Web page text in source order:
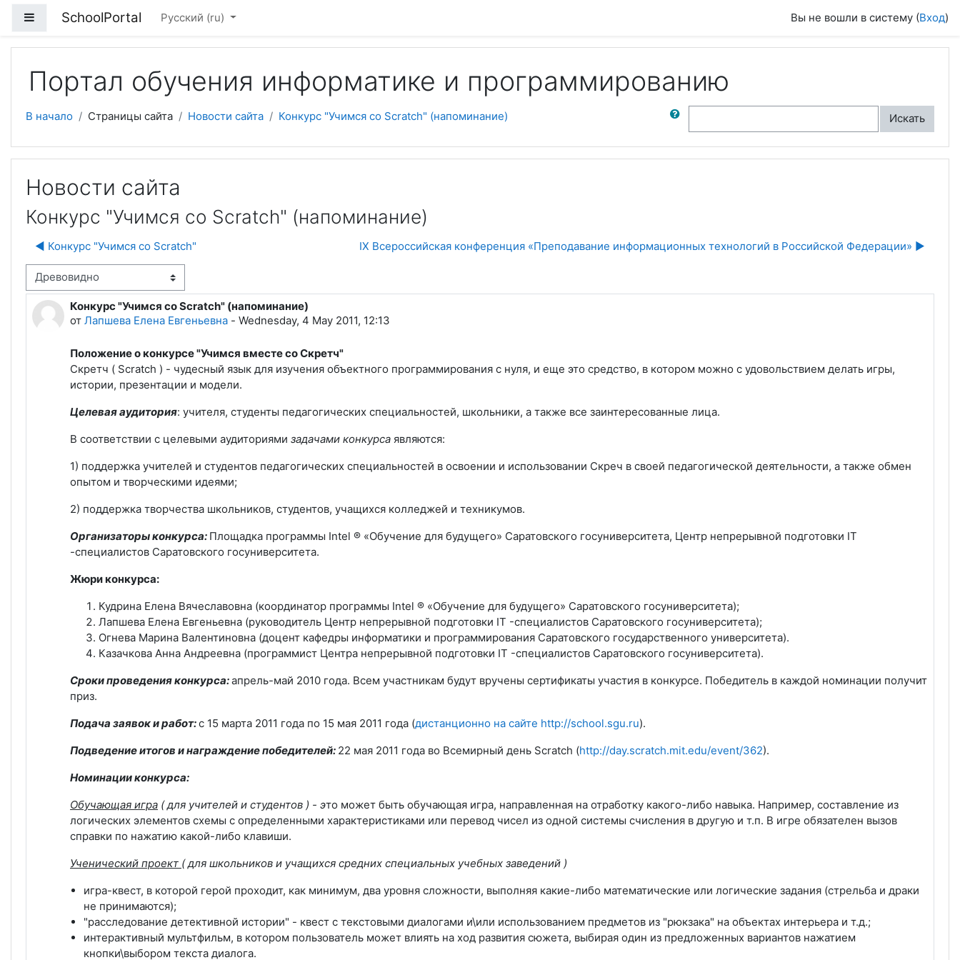
Боковая панель
SchoolPortal Русский ‎(ru)‎ Вы не вошли в систему (Вход)
Портал обучения информатике и программированию
В начало Страницы сайта Новости сайта Конкурс "Учимся со Scratch" (напоминание)
Поиск по форумам
Искать
Новости сайта
Конкурс "Учимся со Scratch" (напоминание)
◀︎ Конкурс "Учимся со Scratch" IX Всероссийская конференция «Преподавание информационных технологий в Российской Федерации» ▶︎
отображения
Конкурс "Учимся со Scratch" (напоминание)
от Лапшева Елена Евгеньевна - Wednesday, 4 May 2011, 12:13
Количество ответов: 0
Положение о конкурсе "Учимся вместе со Скретч"
Скретч ( Scratch ) - чудесный язык для изучения объектного программирования с нуля, и еще это средство, в котором можно с удовольствием делать игры,
истории, презентации и модели.
Целевая аудитория: учителя, студенты педагогических специальностей, школьники, а также все заинтересованные лица.
В соответствии с целевыми аудиториями задачами конкурса являются:
1) поддержка учителей и студентов педагогических специальностей в освоении и использовании Скреч в своей педагогической деятельности, а также обмен
опытом и творческими идеями;
2) поддержка творчества школьников, студентов, учащихся колледжей и техникумов.
Организаторы конкурса: Площадка программы Intel ® «Обучение для будущего» Саратовского госуниверситета, Центр непрерывной подготовки IT
-специалистов Саратовского госуниверситета.
Жюри конкурса:
Кудрина Елена Вячеславовна (координатор программы Intel ® «Обучение для будущего» Саратовского госуниверситета);
Лапшева Елена Евгеньевна (руководитель Центр непрерывной подготовки IT -специалистов Саратовского госуниверситета);
Огнева Марина Валентиновна (доцент кафедры информатики и программирования Саратовского государственного университета).
Казачкова Анна Андреевна (программист Центра непрерывной подготовки IT -специалистов Саратовского госуниверситета).
Сроки проведения конкурса:апрель-май 2010 года. Всем участникам будут вручены сертификаты участия в конкурсе. Победитель в каждой номинации получит
приз.
Подача заявок и работ:с 15 марта 2011 года по 15 мая 2011 года (дистанционно на сайте http://school.sgu.ru).
Подведение итогов и награждение победителей: 22 мая 2011 года во Всемирный день Scratch (http://day.scratch.mit.edu/event/362).
Номинации конкурса:
Обучающая игра ( для учителей и студентов ) - это может быть обучающая игра, направленная на отработку какого-либо навыка. Например, составление из
логических элементов схемы с определенными характеристиками или перевод чисел из одной системы счисления в другую и т.п. В игре обязателен вызов
справки по нажатию какой-либо клавиши.
Ученический проект ( для школьников и учащихся средних специальных учебных заведений )
игра-квест, в которой герой проходит, как минимум, два уровня сложности, выполняя какие-либо математические или логические задания (стрельба и драки
не принимаются);
"расследование детективной истории" - квест с текстовыми диалогами и\или использованием предметов из "рюкзака" на объектах интерьера и т.д.;
интерактивный мультфильм, в котором пользователь может влиять на ход развития сюжета, выбирая один из предложенных вариантов нажатием
кнопки\выбором текста диалога.